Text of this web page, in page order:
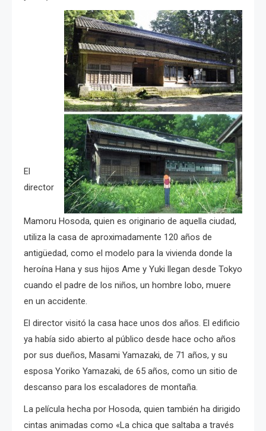
El
director
Mamoru Hosoda, quien es originario de aquella ciudad,
utiliza la casa de aproximadamente 120 años de
antigüedad, como el modelo para la vivienda donde la
heroína Hana y sus hijos Ame y Yuki llegan desde Tokyo
cuando el padre de los niños, un hombre lobo, muere
en un accidente.
El director visitó la casa hace unos dos años. El edificio
ya había sido abierto al público desde hace ocho años
por sus dueños, Masami Yamazaki, de 71 años, y su
esposa Yoriko Yamazaki, de 65 años, como un sitio de
descanso para los escaladores de montaña.
La película hecha por Hosoda, quien también ha dirigido
cintas animadas como «La chica que saltaba a través